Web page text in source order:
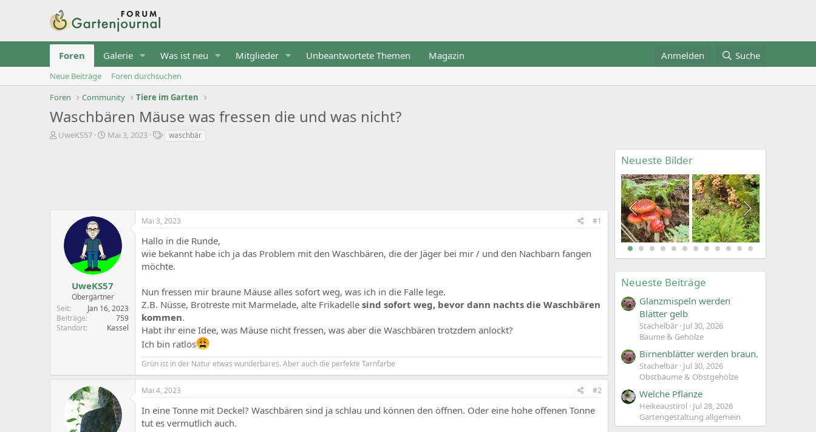
Foren Galerie Was ist neu Mitglieder Unbeantwortete Themen Magazin Anmelden Suche
Neue Beiträge
Foren durchsuchen
Foren
Community Tiere im Garten
Waschbären Mäuse was fressen die und was nicht?
TUweKS57
B
t
Mai 3, 2023
S
r
t
waschbär
UweKS57
Obergärtner
Seit
Jan 16, 2023
Beiträge
759
Standort
Kassel
Mai 3, 2023 #1
Hallo in die Runde,
wie bekannt habe ich ja das Problem mit den Waschbären, die der Jäger bei mir / und den Nachbarn fangen
möchte.
Nun fressen mir braune Mäuse alles sofort weg, was ich in die Falle lege.
Z.B. Nüsse, Brotreste mit Marmelade, alte Frikadelle sind sofort weg, bevor dann nachts die Waschbären
kommen.
Habt ihr eine Idee, was Mäuse nicht fressen, was aber die Waschbären trotzdem anlockt?
Ich bin ratlos
Grün ist in der Natur etwas wunderbares. Aber auch die perfekte Tarnfarbe
Mai 4, 2023 #2
In eine Tonne mit Deckel? Waschbären sind ja schlau und können den öffnen. Oder eine hohe offenen Tonne
tut es vermutlich auch.
Neueste Bilder
Neueste Beiträge
Glanzmispeln werden
Blätter gelb
Stachelbär Jul 30, 2026
Bäume & Gehölze
Birnenblätter werden braun.
Stachelbär Jul 30, 2026
Obstbäume & Obstgehölze
Welche Pflanze
Heikeaustirol
Jul 28, 2026
Gartengestaltung allgemein